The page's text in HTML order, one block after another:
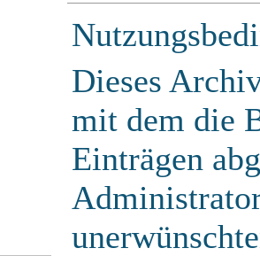
Dieses
mit dem die
Einträgen